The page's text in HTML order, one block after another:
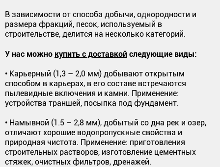
В зависимости от способа добычи, однородности и
размера фракций, песок, используемый в
строительстве, делится на несколько категорий.
У нас можно купить с доставкойследующие виды:
• Карьерный (1,3 – 2,0 мм) добывают открытым
способом в карьерах, в его составе встречаются
пылевидные включения и камни. Применение:
устройства траншей, посыпка под фундамент.
• Намывной (1.5 – 2,8 мм), добытый со дна рек и озер,
отличают хорошие водопропускные свойства и
природная чистота. Применение: приготовления
строительных растворов, изготовление цементных
стяжек, очистных фильтров, дренажей.